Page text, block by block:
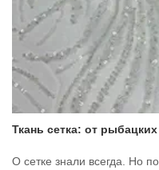
Ткань сетка: от
О сетке знали всегда. Но